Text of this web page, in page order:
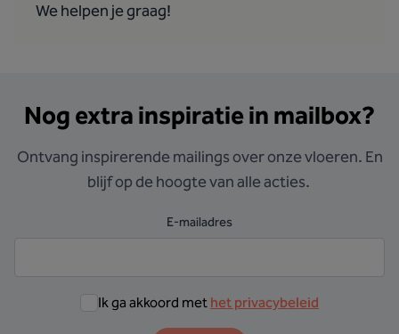
We helpen je graag!
Nog extra inspiratie in mailbox?
Ontvang inspirerende mailings over onze vloeren. En
blijf op de hoogte van alle acties.
E-mailadres
Ik ga akkoord met het privacybeleid